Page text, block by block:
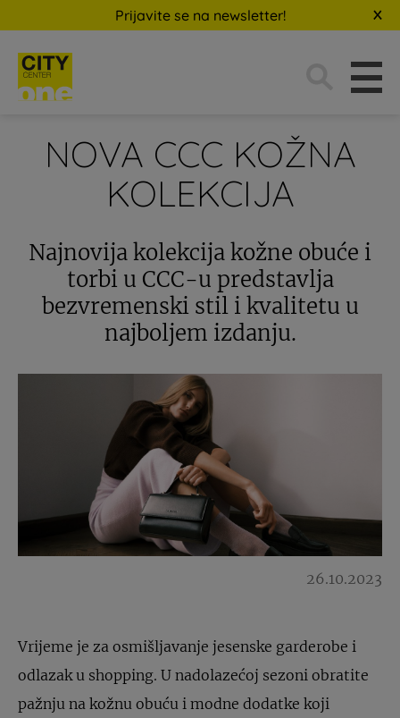
Prijavite se na newsletter!
NOVA CCC KOŽNA
KOLEKCIJA
Najnovija kolekcija kožne obuće i
torbi u CCC-u predstavlja
bezvremenski stil i kvalitetu u
najboljem izdanju.
26.10.2023
Vrijeme je za osmišljavanje jesenske garderobe i
odlazak u shopping. U nadolazećoj sezoni obratite
pažnju na kožnu obuću i modne dodatke koji